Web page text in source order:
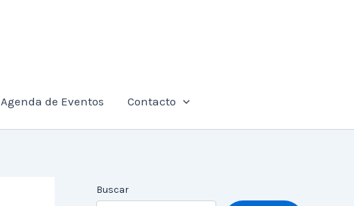
Agenda de Eventos Contacto
Buscar